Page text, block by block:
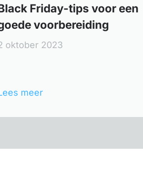
Friday-tips voor een
voorbereiding
oktober 2023
meer